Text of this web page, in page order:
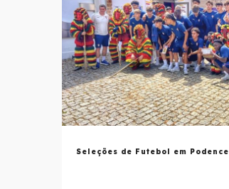
Seleções de Futebol em Podence